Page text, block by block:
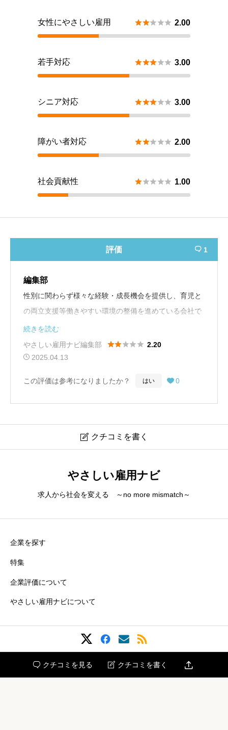
女性にやさしい雇用  2.00
若手対応  3.00
シニア対応  3.00
障がい者対応  2.00
社会貢献性  1.00
評価  1
編集部
性別に関わらず様々な経験・成長機会を提供し、育児と
の両立支援等働きやすい環境の整備を進めている会社で
す。
取り組み実績には、企画総合職女性交流会、育休復帰支
援、管理職向けダイバーシティ教育、早期復職者への子
続きを読む
やさしい雇用ナビ編集部
 2.20
2025.04.13
この評価は参考になりましたか？ はい  0
 クチコミを書く
やさしい雇用ナビ
求人から社会を変える ～no more mismatch～
企業を探す
特集
企業評価について
やさしい雇用ナビについて
Copyright © 2024 台日商事株式会社 All rights reserved.
 クチコミを見る  クチコミを書く 